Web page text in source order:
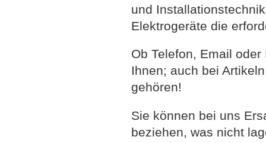
und
Elektrogeräte die
Ob Telefon, Email
Ihnen; auch bei
gehören!
Sie können bei uns
beziehen, was nicht